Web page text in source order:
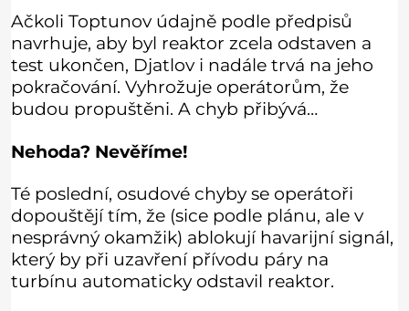
Ačkoli Toptunov údajně podle předpisů
navrhuje, aby byl reaktor zcela odstaven a
test ukončen, Djatlov i nadále trvá na jeho
pokračování. Vyhrožuje operátorům, že
budou propuštěni. A chyb přibývá…
Nehoda? Nevěříme!
Té poslední, osudové chyby se operátoři
dopouštějí tím, že (sice podle plánu, ale v
nesprávný okamžik) ablokují havarijní signál,
který by při uzavření přívodu páry na
turbínu automaticky odstavil reaktor.